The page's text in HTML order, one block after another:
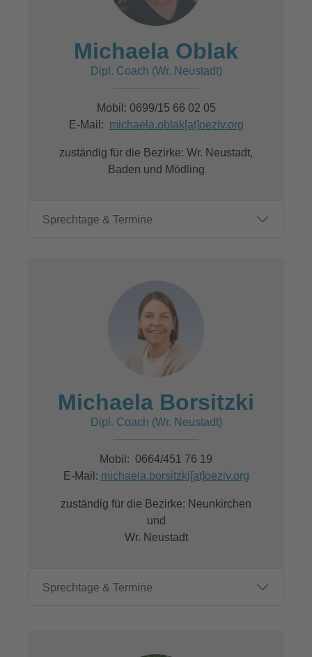
Michaela Oblak
Dipl. Coach (Wr. Neustadt)
Mobil: 0699/15 66 02 05
E-Mail: michaela.oblak[at]oeziv.org
zuständig für die Bezirke: Wr. Neustadt,
Baden und Mödling
Sprechtage & Termine
Michaela Borsitzki
Dipl. Coach (Wr. Neustadt)
Mobil: 0664/451 76 19
E-Mail: michaela.borsitzki[at]oeziv.org
zuständig für die Bezirke: Neunkirchen
und
Wr. Neustadt
Sprechtage & Termine